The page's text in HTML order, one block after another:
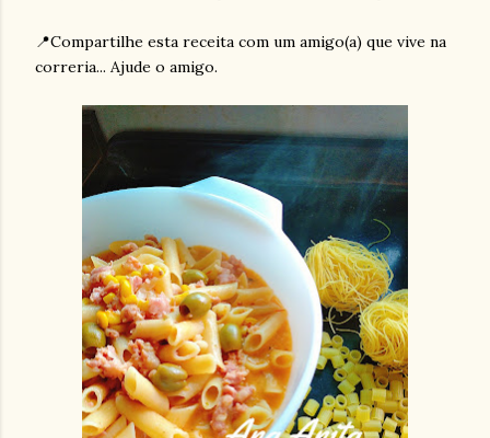
📍Compartilhe esta receita com um amigo(a) que vive na
correria... Ajude o amigo.